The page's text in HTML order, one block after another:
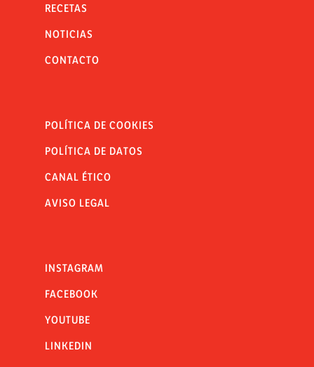
RECETAS
NOTICIAS
CONTACTO
POLÍTICA DE COOKIES
POLÍTICA DE DATOS
CANAL ÉTICO
AVISO LEGAL
INSTAGRAM
FACEBOOK
YOUTUBE
LINKEDIN